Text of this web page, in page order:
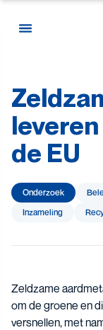
Skip to content
leveren
de EU
Onderzoek
Inzameling
Zeldzame
om de groene en
versnellen, met